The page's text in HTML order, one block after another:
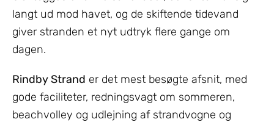
langt ud mod havet, og de skiftende tidevand
giver stranden et nyt udtryk flere gange om
dagen.
Rindby Strand er det mest besøgte afsnit, med
gode faciliteter, redningsvagt om sommeren,
beachvolley og udlejning af strandvogne og